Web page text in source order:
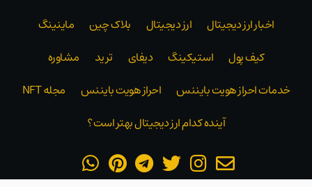
اخبار ارز دیجیتال
ارز دیجیتال بلاک‌ چین
ماینینگ
کیف پول
استیکینگ دیفای ترید
مشاوره
خدمات احراز هویت بایننس
احراز هویت بایننس
مجله NFT
آینده کدام ارز دیجیتال بهتر است؟